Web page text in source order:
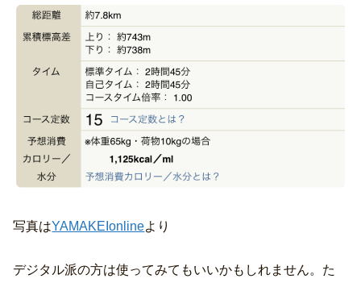
写真はYAMAKEIonlineより
デジタル派の方は使ってみてもいいかもしれません。た